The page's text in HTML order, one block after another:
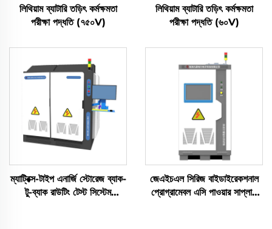
লিথিয়াম ব্যাটারি তড়িৎ কর্মক্ষমতা
পরীক্ষা পদ্ধতি (৭৫০V)
লিথিয়াম ব্যাটারি তড়িৎ কর্মক্ষমতা
পরীক্ষা পদ্ধতি (৬০V)
ম্যাট্রিক্স-টাইপ এনার্জি স্টোরেজ ব্যাক-
টু-ব্যাক রাউটিং টেস্ট সিস্টেম
জেএইচএল সিরিজ বাইডাইরেকশনাল
প্রোগ্রামেবল এসি পাওয়ার সাপ্লাই